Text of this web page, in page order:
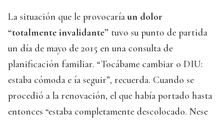
La situación que le provocaría un dolor
“totalmente invalidante” tuvo su punto de partida
un día de mayo de 2015 en una consulta de
planificación familiar. “Tocábame cambiar o DIU:
estaba cómoda e ía seguir”, recuerda. Cuando se
procedió a la renovación, el que había portado hasta
entonces “estaba completamente descolocado. Nese